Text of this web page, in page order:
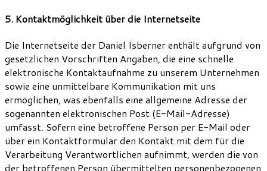
5. Kontaktmöglichkeit über die Internetseite
Die Internetseite der Daniel Isberner enthält aufgrund von
gesetzlichen Vorschriften Angaben, die eine schnelle
elektronische Kontaktaufnahme zu unserem Unternehmen
sowie eine unmittelbare Kommunikation mit uns
ermöglichen, was ebenfalls eine allgemeine Adresse der
sogenannten elektronischen Post (E-Mail-Adresse)
umfasst. Sofern eine betroffene Person per E-Mail oder
über ein Kontaktformular den Kontakt mit dem für die
Verarbeitung Verantwortlichen aufnimmt, werden die von
der betroffenen Person übermittelten personenbezogenen